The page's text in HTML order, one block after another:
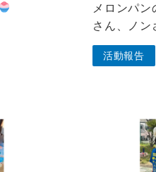
メロンパン
さん、ノン
活動報告